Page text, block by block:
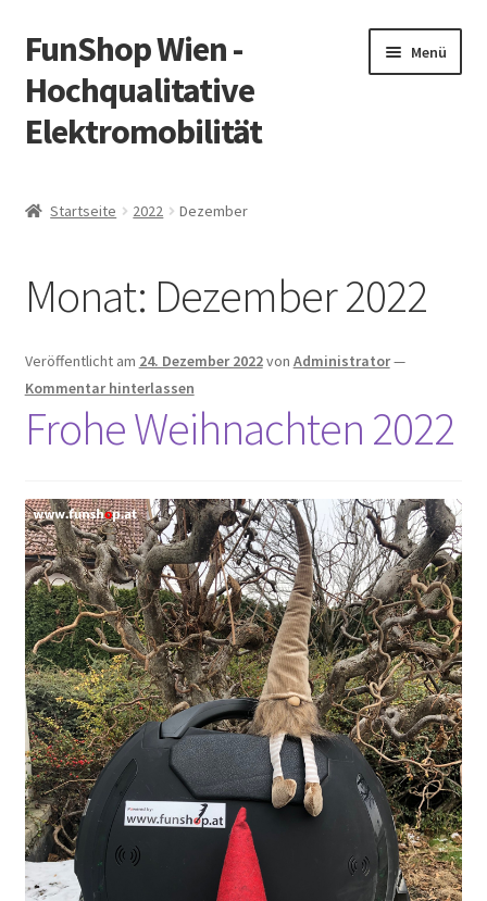
Zur
Navigation
springen
Zum
Inhalt
springen
FunShop Wien -
Hochqualitative
Elektromobilität
Menü
Vorsicht Internetbetrug
öffnen
Über FunShop
Impressum
Startseite 2022 Dezember
Monat: Dezember 2022
Veröffentlicht am 24. Dezember 2022von Administrator—
Kommentar hinterlassen
Frohe Weihnachten 2022